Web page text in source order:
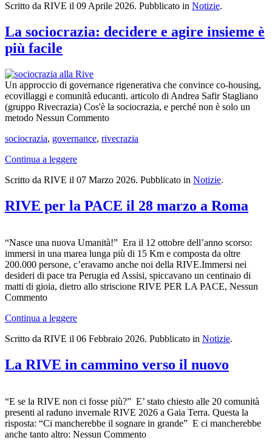
Scritto da RIVE il 09 Aprile 2026. Pubblicato in Notizie.
La sociocrazia: decidere e agire insieme è
più facile
Un approccio di governance rigenerativa che convince co-housing,
ecovillaggi e comunità educanti. articolo di Andrea Safir Stagliano
(gruppo Rivecrazia) Cos'è la sociocrazia, e perché non è solo un
metodo Nessun Commento
sociocrazia, governance, rivecrazia
Continua a leggere
Scritto da RIVE il 07 Marzo 2026. Pubblicato in Notizie.
RIVE per la PACE il 28 marzo a Roma
“Nasce una nuova Umanità!” Era il 12 ottobre dell’anno scorso:
immersi in una marea lunga più di 15 Km e composta da oltre
200.000 persone, c’eravamo anche noi della RIVE.Immersi nei
desideri di pace tra Perugia ed Assisi, spiccavano un centinaio di
matti di gioia, dietro allo striscione RIVE PER LA PACE, Nessun
Commento
Continua a leggere
Scritto da RIVE il 06 Febbraio 2026. Pubblicato in Notizie.
La RIVE in cammino verso il nuovo
“E se la RIVE non ci fosse più?” E’ stato chiesto alle 20 comunità
presenti al raduno invernale RIVE 2026 a Gaia Terra. Questa la
risposta: “Ci mancherebbe il sognare in grande” E ci mancherebbe
anche tanto altro: Nessun Commento